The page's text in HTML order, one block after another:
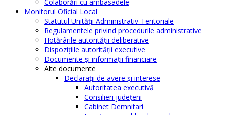
Colaborări cu ambasadele
Monitorul Oficial Local
Statutul Unităţii Administrativ-Teritoriale
Regulamentele privind procedurile administrative
Hotărârile autorităţii deliberative
Dispoziţiile autorităţii executive
Documente şi informaţii financiare
Alte documente
Declaraţii de avere şi interese
Autoritatea executivă
Consilieri judeţeni
Cabinet Demnitari